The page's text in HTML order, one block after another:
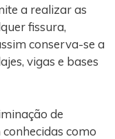
a realizar as
fissura,
conserva-se a
vigas e bases
de
como